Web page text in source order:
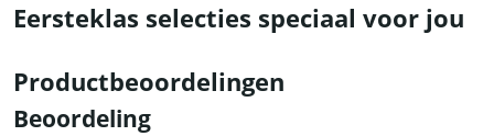
Eersteklas selecties speciaal voor jou
Productbeoordelingen
Beoordeling